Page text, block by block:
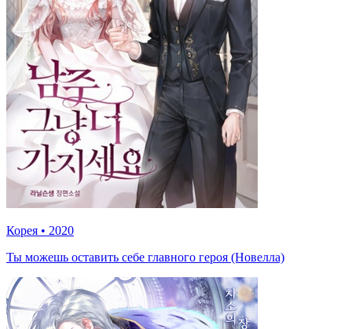
Корея • 2020
Ты можешь оставить себе главного героя (Новелла)